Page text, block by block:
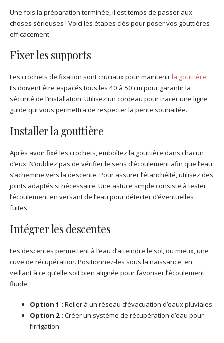
Une fois la préparation terminée, il est temps de passer aux
choses sérieuses ! Voici les étapes clés pour poser vos gouttières
efficacement.
Fixer les supports
Les crochets de fixation sont cruciaux pour maintenirla gouttière.
Ils doivent être espacés tous les 40 à 50 cm pour garantir la
sécurité de l’installation. Utilisez un cordeau pour tracer une ligne
guide qui vous permettra de respecter la pente souhaitée.
Installer la gouttière
Après avoir fixé les crochets, emboîtez la gouttière dans chacun
d’eux. N’oubliez pas de vérifier le sens d’écoulement afin que l’eau
s’achemine vers la descente. Pour assurer l’étanchéité, utilisez des
joints adaptés si nécessaire. Une astuce simple consiste à tester
l’écoulement en versant de l’eau pour détecter d’éventuelles
fuites.
Intégrer les descentes
Les descentes permettent à l’eau d’atteindre le sol, ou mieux, une
cuve de récupération. Positionnez-les sous la naissance, en
veillant à ce qu’elle soit bien alignée pour favoriser l’écoulement
fluide.
Option 1 : Relier à un réseau d’évacuation d’eaux pluviales.
Option 2 : Créer un système de récupération d’eau pour
l’irrigation.